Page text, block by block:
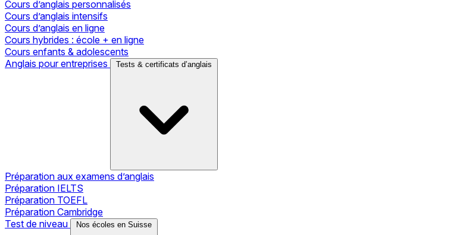
Cours d’anglais personnalisés
Cours d’anglais intensifs
Cours d’anglais en ligne
Cours hybrides : école + en ligne
Cours enfants & adolescents
Anglais pour entreprises
Tests & certificats d’anglais
Préparation aux examens d’anglais
Préparation IELTS
Préparation TOEFL
Préparation Cambridge
Test de niveau
Nos écoles en Suisse